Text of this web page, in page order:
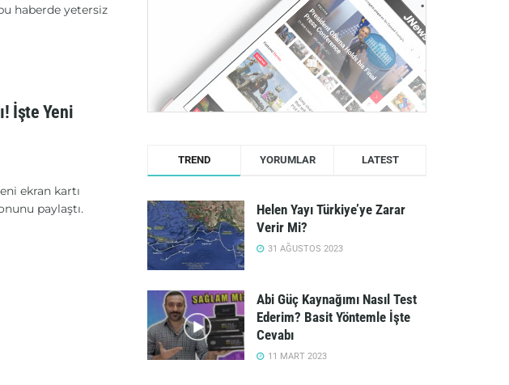
haberde yetersiz
İşte Yeni
ekran kartı
paylaştı.
TREND YORUMLAR LATEST
Helen Yayı Türkiye’ye Zarar
Verir Mi?
31 AĞUSTOS 2023
Abi Güç Kaynağımı Nasıl Test
Ederim? Basit Yöntemle İşte
Cevabı
11 MART 2023